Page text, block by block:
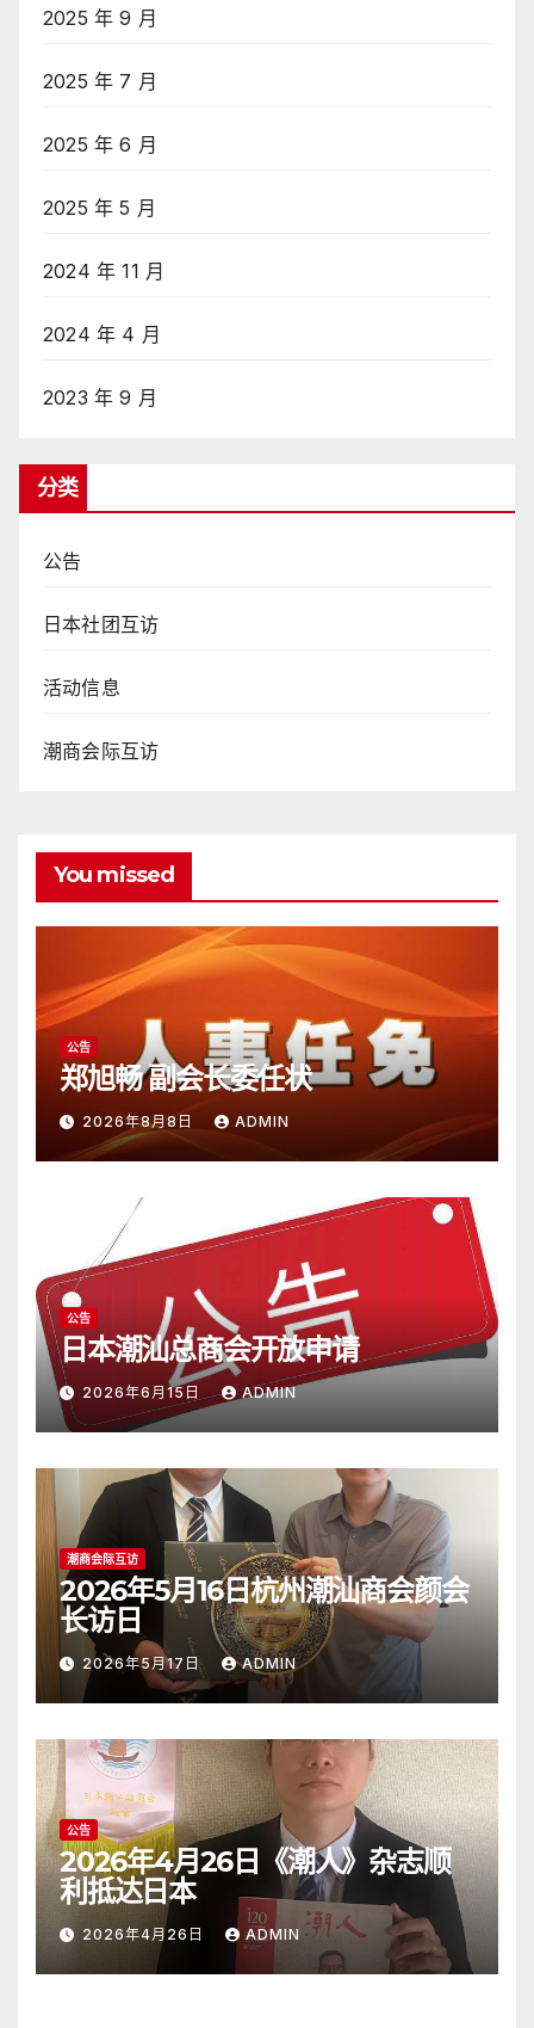
2025 年 9 月
2025 年 7 月
2025 年 6 月
2025 年 5 月
2024 年 11 月
2024 年 4 月
2023 年 9 月
分类
公告
日本社团互访
活动信息
潮商会际互访
You missed
公告
郑旭畅 副会长委任状
2026年8月8日 ADMIN
公告
日本潮汕总商会开放申请
2026年6月15日 ADMIN
潮商会际互访
2026年5月16日杭州潮汕商会颜会
长访日
2026年5月17日 ADMIN
公告
2026年4月26日《潮人》杂志顺
利抵达日本
2026年4月26日 ADMIN